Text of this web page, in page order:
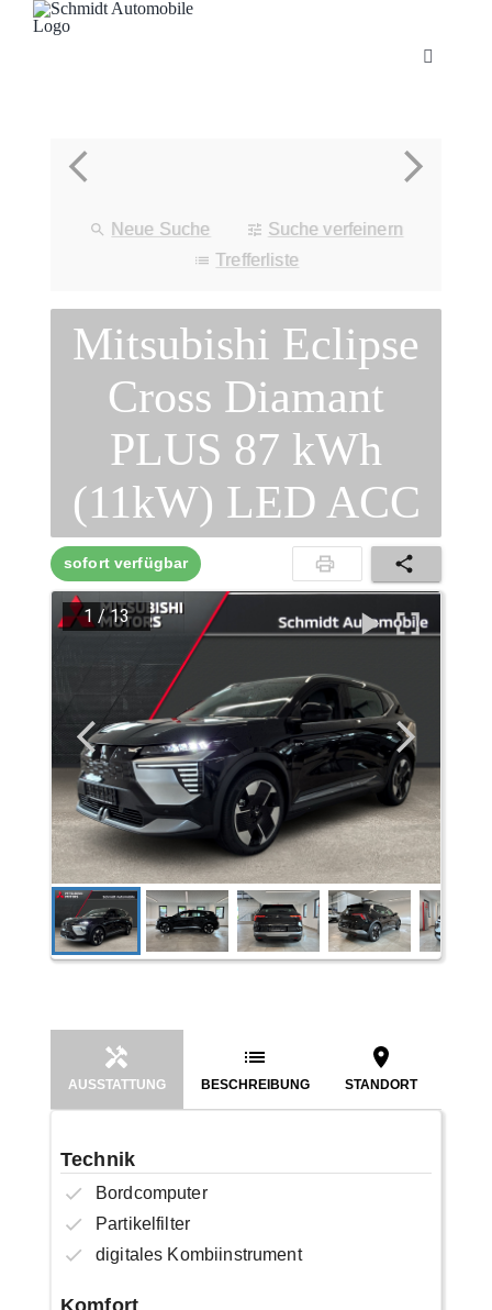
Toggle
Unternehmen
Neuheiten
Service
Neue Suche
Suche verfeinern
Trefferliste
Mitsubishi Eclipse
Cross Diamant
PLUS 87 kWh
(11kW) LED ACC
sofort verfügbar
1 /13
AUSSTATTUNG BESCHREIBUNG STANDORT
Technik
Bordcomputer
Partikelfilter
digitales Kombiinstrument
Komfort